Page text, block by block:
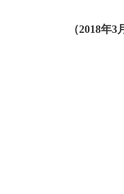
（2018年